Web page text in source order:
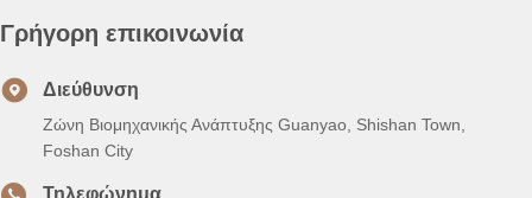
Γρήγορη επικοινωνία
Διεύθυνση
Ζώνη Βιομηχανικής Ανάπτυξης Guanyao, Shishan Town,
Foshan City
Τηλεφώνημα